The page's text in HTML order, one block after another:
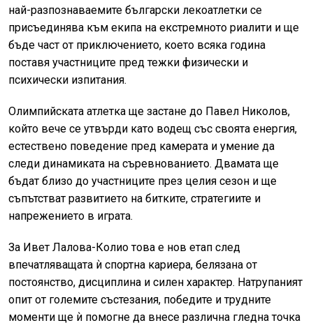
най-разпознаваемите български лекоатлетки се
присъединява към екипа на екстремното риалити и ще
бъде част от приключението, което всяка година
поставя участниците пред тежки физически и
психически изпитания.
Олимпийската атлетка ще застане до Павел Николов,
който вече се утвърди като водещ със своята енергия,
естествено поведение пред камерата и умение да
следи динамиката на съревнованието. Двамата ще
бъдат близо до участниците през целия сезон и ще
съпътстват развитието на битките, стратегиите и
напрежението в играта.
За Ивет Лалова-Колио това е нов етап след
впечатляващата ѝ спортна кариера, белязана от
постоянство, дисциплина и силен характер. Натрупаният
опит от големите състезания, победите и трудните
моменти ще ѝ помогне да внесе различна гледна точка